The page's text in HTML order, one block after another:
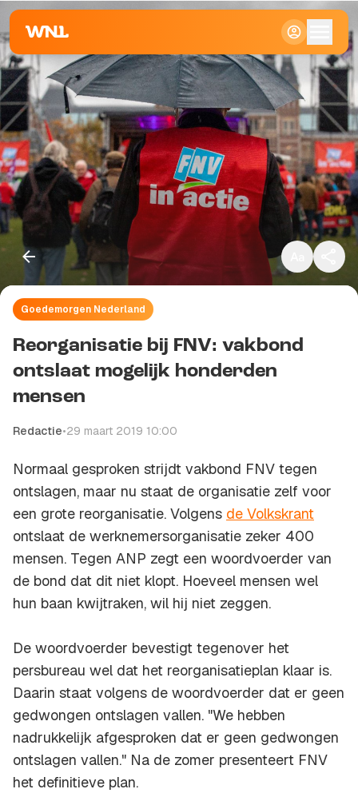
Klein
Standaard
Groot
Goedemorgen Nederland
Reorganisatie bij FNV: vakbond
ontslaat mogelijk honderden
mensen
Redactie•29 maart 2019 10:00
Normaal gesproken strijdt vakbond FNV tegen
ontslagen, maar nu staat de organisatie zelf voor
een grote reorganisatie. Volgens de Volkskrant
ontslaat de werknemersorganisatie zeker 400
mensen. Tegen ANP zegt een woordvoerder van
de bond dat dit niet klopt. Hoeveel mensen wel
hun baan kwijtraken, wil hij niet zeggen.
De woordvoerder bevestigt tegenover het
persbureau wel dat het reorganisatieplan klaar is.
Daarin staat volgens de woordvoerder dat er geen
gedwongen ontslagen vallen. "We hebben
nadrukkelijk afgesproken dat er geen gedwongen
ontslagen vallen." Na de zomer presenteert FNV
het definitieve plan.